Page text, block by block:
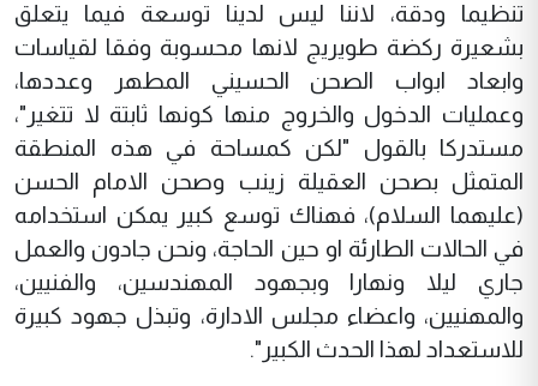
تنظيما ودقة، لاننا ليس لدينا توسعة فيما يتعلق
بشعيرة ركضة طويريج لانها محسوبة وفقا لقياسات
وابعاد ابواب الصحن الحسيني المطهر وعددها،
وعمليات الدخول والخروج منها كونها ثابتة لا تتغير"،
مستدركا بالقول "لكن كمساحة في هذه المنطقة
المتمثل بصحن العقيلة زينب وصحن الامام الحسن
(عليهما السلام)، فهناك توسع كبير يمكن استخدامه
في الحالات الطارئة او حين الحاجة، ونحن جادون والعمل
جاري ليلا ونهارا وبجهود المهندسين، والفنيين،
والمهنيين، واعضاء مجلس الادارة، وتبذل جهود كبيرة
للاستعداد لهذا الحدث الكبير".